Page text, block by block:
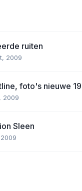
ruiten
2009
foto's nieuwe
2009
Sleen